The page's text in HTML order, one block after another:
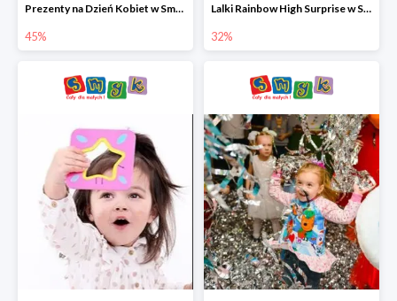
Prezenty na Dzień Kobiet w Smyku do -45%
45%
Lalki Rainbow High Surprise w Smyku do -35%
32%